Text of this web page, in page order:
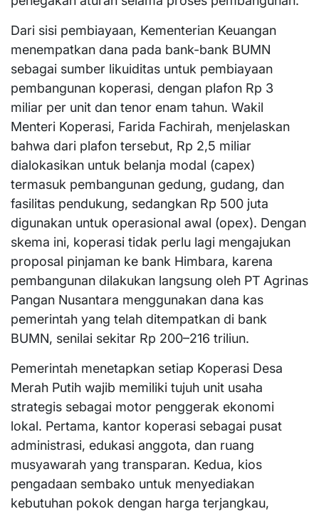
Dari sisi pembiayaan, Kementerian Keuangan
menempatkan dana pada bank-bank BUMN
sebagai sumber likuiditas untuk pembiayaan
pembangunan koperasi, dengan plafon Rp 3
miliar per unit dan tenor enam tahun. Wakil
Menteri Koperasi, Farida Fachirah, menjelaskan
bahwa dari plafon tersebut, Rp 2,5 miliar
dialokasikan untuk belanja modal (capex)
termasuk pembangunan gedung, gudang, dan
fasilitas pendukung, sedangkan Rp 500 juta
digunakan untuk operasional awal (opex). Dengan
skema ini, koperasi tidak perlu lagi mengajukan
proposal pinjaman ke bank Himbara, karena
pembangunan dilakukan langsung oleh PT Agrinas
Pangan Nusantara menggunakan dana kas
pemerintah yang telah ditempatkan di bank
BUMN, senilai sekitar Rp 200–216 triliun.
Pemerintah menetapkan setiap Koperasi Desa
Merah Putih wajib memiliki tujuh unit usaha
strategis sebagai motor penggerak ekonomi
lokal. Pertama, kantor koperasi sebagai pusat
administrasi, edukasi anggota, dan ruang
musyawarah yang transparan. Kedua, kios
pengadaan sembako untuk menyediakan
kebutuhan pokok dengan harga terjangkau,